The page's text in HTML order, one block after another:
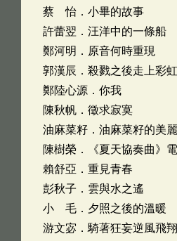
蔡 怡．小畢的故事
許蕾翌．汪洋中的一條船
鄭河明．原音何時重現
郭漢辰．殺戮之後走上彩
鄭陸心源．你我
陳秋帆．徵求寂寞
油麻菜籽．油麻菜籽的美麗
陳樹榮．《夏天協奏曲》
賴舒亞．重見青春
彭秋子．雲與水之遙
小 毛．夕照之後的溫暖
游文宓．騎著狂妄逆風飛翔